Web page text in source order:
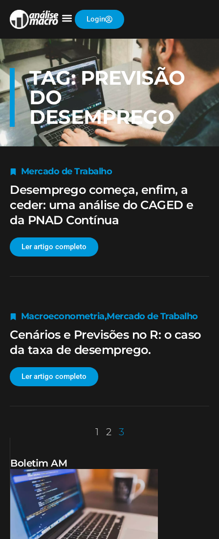
Login
TAG: PREVISÃO
DO
DESEMPREGO
Mercado de Trabalho
Desemprego começa, enfim, a
ceder: uma análise do CAGED e
da PNAD Contínua
Ler artigo completo
Macroeconometria,Mercado de Trabalho
Cenários e Previsões no R: o caso
da taxa de desemprego.
Ler artigo completo
1 2 3
Boletim AM